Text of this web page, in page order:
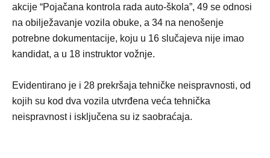
akcije “Pojačana kontrola rada auto-škola”, 49 se odnosi
na obilježavanje vozila obuke, a 34 na nenošenje
potrebne dokumentacije, koju u 16 slučajeva nije imao
kandidat, a u 18 instruktor vožnje.
Evidentirano je i 28 prekršaja tehničke neispravnosti, od
kojih su kod dva vozila utvrđena veća tehnička
neispravnost i isključena su iz saobraćaja.